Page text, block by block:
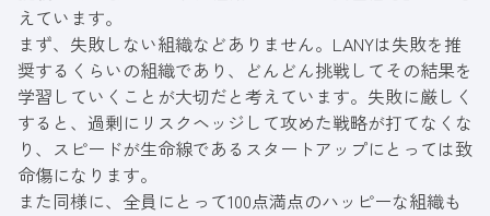
えています。
まず、失敗しない組織などありません。LANYは失敗を推
奨するくらいの組織であり、どんどん挑戦してその結果を
学習していくことが大切だと考えています。失敗に厳しく
すると、過剰にリスクヘッジして攻めた戦略が打てなくな
り、スピードが生命線であるスタートアップにとっては致
命傷になります。
また同様に、全員にとって100点満点のハッピーな組織も